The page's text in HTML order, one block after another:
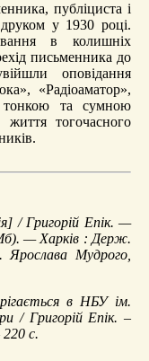
публіциста і
у 1930 році.
в колишніх
письменника до
оповідання
«Радіоаматор»,
та сумною
життя тогочасного
/ Григорій Епік. —
— Харків : Держ.
Мудрого,
в НБУ ім.
/ Григорій Епік. –
с.